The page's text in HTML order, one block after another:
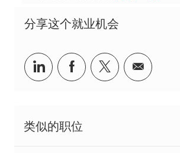
分享这个就业机会
分享到Linkedin
分享到Facebook
分享到Twitter
分享到
类似的职位